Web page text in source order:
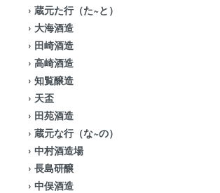
› 蔵元た行（た~と）
› 大海酒造
› 田崎酒造
› 高崎酒造
› 知覧醸造
› 天盃
› 田苑酒造
› 蔵元な行（な~の）
› 中村酒造場
› 長島研醸
› 中俣酒造